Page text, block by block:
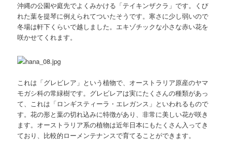
沖縄の公園や庭先でよくみかける「テイキンザクラ」です。くび
れた葉を提琴に例えられてついたそうです。寒さに少し弱いので
冬場は軒下くらいで越しました。エキゾチックな小さな赤い花を
咲かせてくれます。
これは「グレビレア」という植物で、オーストラリア原産のヤマ
モガシ科の常緑樹です。グレビレアは実にたくさんの種類があっ
て、これは「ロンギスティーラ・エレガンス」といわれるもので
す。花の形と葉の切れ込みに特徴があり、非常に美しい花が咲き
ます。オーストラリア系の植物は近年日本にもたくさん入ってき
ており、比較的ローメンテナンスで育てることができます。